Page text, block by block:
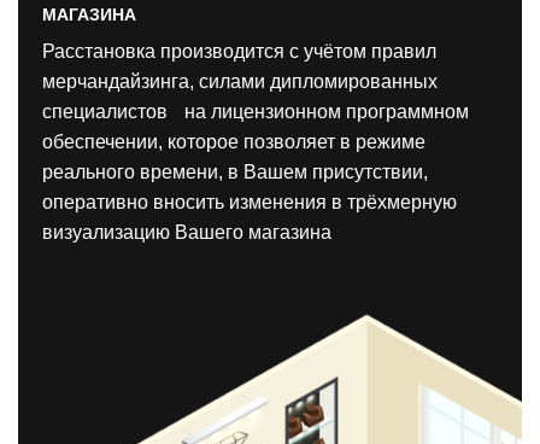
МАГАЗИНА
Расстановка производится с учётом правил
мерчандайзинга, силами дипломированных
специалистов на лицензионном программном
обеспечении, которое позволяет в режиме
реального времени, в Вашем присутствии,
оперативно вносить изменения в трёхмерную
визуализацию Вашего магазина